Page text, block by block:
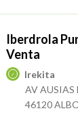
Iberdrola
Venta
Irekita
AV AUSIAS
46120